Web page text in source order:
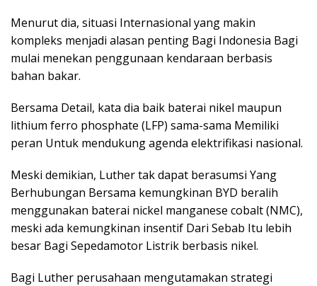
Menurut dia, situasi Internasional yang makin
kompleks menjadi alasan penting Bagi Indonesia Bagi
mulai menekan penggunaan kendaraan berbasis
bahan bakar.
Bersama Detail, kata dia baik baterai nikel maupun
lithium ferro phosphate (LFP) sama-sama Memiliki
peran Untuk mendukung agenda elektrifikasi nasional.
Meski demikian, Luther tak dapat berasumsi Yang
Berhubungan Bersama kemungkinan BYD beralih
menggunakan baterai nickel manganese cobalt (NMC),
meski ada kemungkinan insentif Dari Sebab Itu lebih
besar Bagi Sepedamotor Listrik berbasis nikel.
Bagi Luther perusahaan mengutamakan strategi